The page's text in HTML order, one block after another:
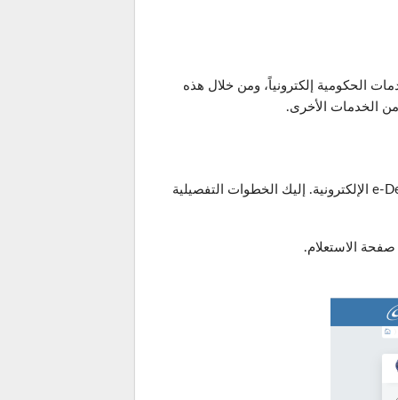
الحكومية إلكترونياً، ومن خلال هذه
من الخدمات الأخرى.
بكل سهولة من خلال بوابة e-Devlet الإلكترونية. إليك الخطوات التفصيلية
الاستعلام.